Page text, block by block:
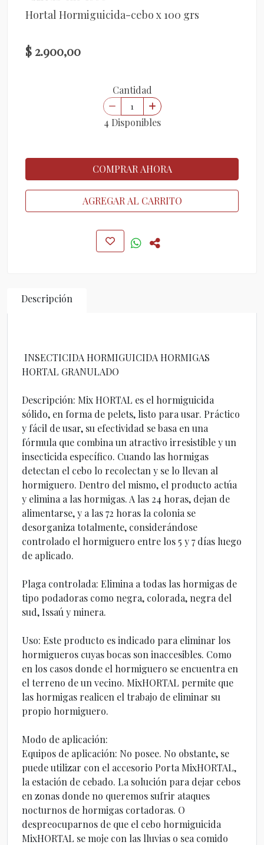
Hortal Hormiguicida-cebo x 100 grs
$ 2.900,00
Cantidad
4 Disponibles
COMPRAR AHORA
AGREGAR AL CARRITO
Descripción
INSECTICIDA HORMIGUICIDA HORMIGAS
HORTAL GRANULADO
Descripción: Mix HORTAL es el hormiguicida
sólido, en forma de pelets, listo para usar. Práctico
y fácil de usar, su efectividad se basa en una
fórmula que combina un atractivo irresistible y un
insecticida específico. Cuando las hormigas
detectan el cebo lo recolectan y se lo llevan al
hormiguero. Dentro del mismo, el producto actúa
y elimina a las hormigas. A las 24 horas, dejan de
alimentarse, y a las 72 horas la colonia se
desorganiza totalmente, considerándose
controlado el hormiguero entre los 5 y 7 días luego
de aplicado.
Plaga controlada: Elimina a todas las hormigas de
tipo podadoras como negra, colorada, negra del
sud, Issaú y minera.
Uso: Este producto es indicado para eliminar los
hormigueros cuyas bocas son inaccesibles. Como
en los casos donde el hormiguero se encuentra en
el terreno de un vecino. MixHORTAL permite que
las hormigas realicen el trabajo de eliminar su
propio hormiguero.
Modo de aplicación:
Equipos de aplicación: No posee. No obstante, se
puede utilizar con el accesorio Porta MixHORTAL,
la estación de cebado. La solución para dejar cebos
en zonas donde no queremos sufrir ataques
nocturnos de hormigas cortadoras. O
despreocuparnos de que el cebo hormiguicida
MixHORTAL se moje con las lluvias o sea comido